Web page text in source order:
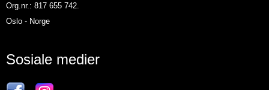
Org.nr.: 817 655 742.
Oslo - Norge
Sosiale medier